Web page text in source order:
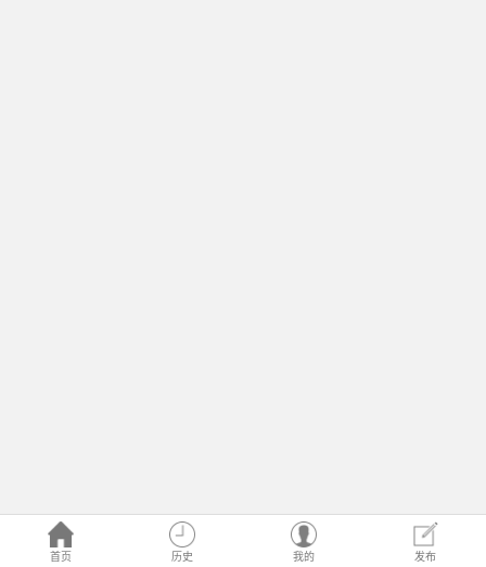
首页 历史 我的 发布